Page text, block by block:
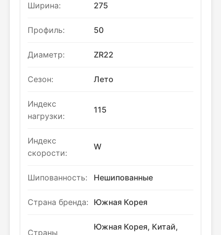
Ширина: 275
Профиль: 50
Диаметр: ZR22
Сезон: Лето
Индекс
нагрузки:
115
Индекс
скорости:
W
Шипованность: Нешипованные
Страна бренда: Южная Корея
Страны
Южная Корея, Китай,